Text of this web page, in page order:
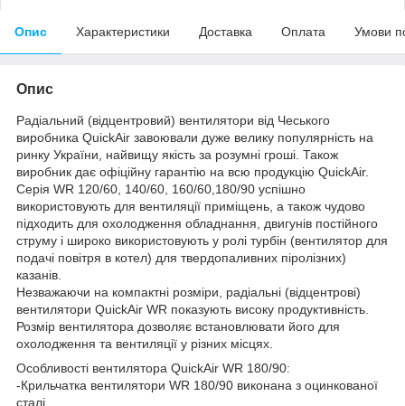
Опис Характеристики Доставка Оплата Умови
Опис
Радіальний (відцентровий) вентилятори від Чеського
виробника QuickAir завоювали дуже велику популярність на
ринку України, найвищу якість за розумні гроші. Також
виробник дає офіційну гарантію на всю продукцію QuickAir.
Серія WR 120/60, 140/60, 160/60,180/90 успішно
використовують для вентиляції приміщень, а також чудово
підходить для охолодження обладнання, двигунів постійного
струму і широко використовують у ролі турбін (вентилятор для
подачі повітря в котел) для твердопаливних піролізних)
казанів.
Незважаючи на компактні розміри, радіальні (відцентрові)
вентилятори QuickAir WR показують високу продуктивність.
Розмір вентилятора дозволяє встановлювати його для
охолодження та вентиляції у різних місцях.
Особливості вентилятора QuickAir WR 180/90:
-Крильчатка вентилятори WR 180/90 виконана з оцинкованої
сталі.